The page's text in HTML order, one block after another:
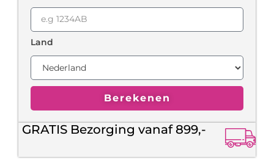
Land
Berekenen
GRATIS Bezorging vanaf 899,-